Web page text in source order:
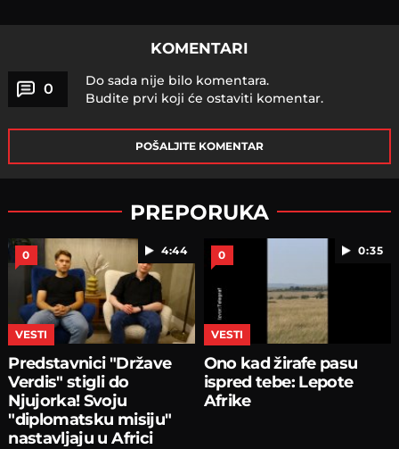
KOMENTARI
0
Do sada nije bilo komentara.
Budite prvi koji će ostaviti komentar.
POŠALJITE KOMENTAR
PREPORUKA
4:44
0
VESTI
Predstavnici "Države
Verdis" stigli do
Njujorka! Svoju
"diplomatsku misiju"
nastavljaju u Africi
0:35
0
VESTI
Ono kad žirafe pasu
ispred tebe: Lepote
Afrike